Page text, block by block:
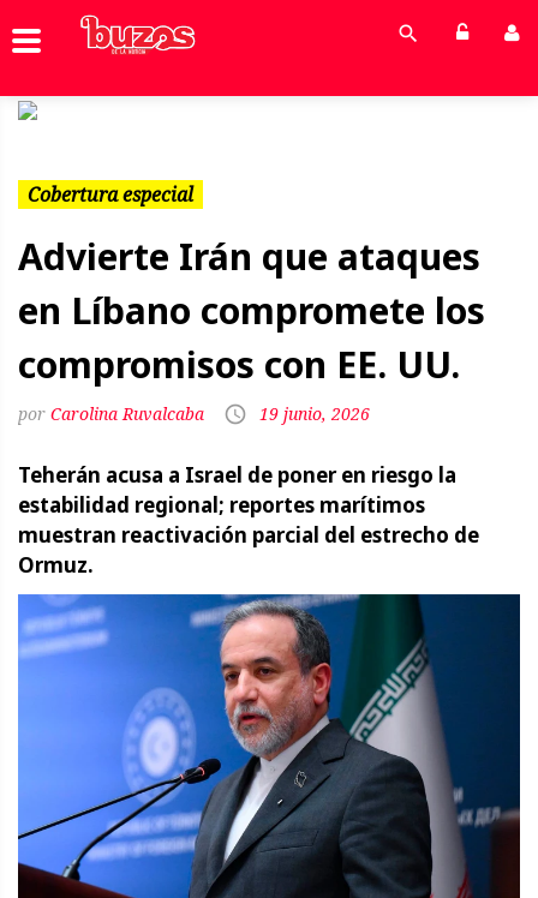
Cobertura especial
Advierte Irán que ataques
en Líbano compromete los
compromisos con EE. UU.
Carolina Ruvalcaba 19 junio, 2026
Teherán acusa a Israel de poner en riesgo la
estabilidad regional; reportes marítimos
muestran reactivación parcial del estrecho de
Ormuz.